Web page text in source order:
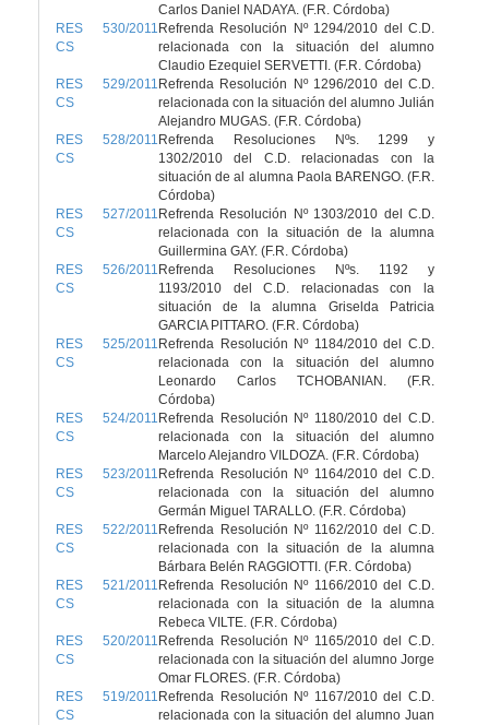
Carlos Daniel NADAYA. (F.R. Córdoba)
RES 530/2011
CS
Refrenda Resolución Nº 1294/2010 del C.D.
relacionada con la situación del alumno
Claudio Ezequiel SERVETTI. (F.R. Córdoba)
RES 529/2011
CS
Refrenda Resolución Nº 1296/2010 del C.D.
relacionada con la situación del alumno Julián
Alejandro MUGAS. (F.R. Córdoba)
RES 528/2011
CS
Refrenda Resoluciones Nºs. 1299 y
1302/2010 del C.D. relacionadas con la
situación de al alumna Paola BARENGO. (F.R.
Córdoba)
RES 527/2011
CS
Refrenda Resolución Nº 1303/2010 del C.D.
relacionada con la situación de la alumna
Guillermina GAY. (F.R. Córdoba)
RES 526/2011
CS
Refrenda Resoluciones Nºs. 1192 y
1193/2010 del C.D. relacionadas con la
situación de la alumna Griselda Patricia
GARCIA PITTARO. (F.R. Córdoba)
RES 525/2011
CS
Refrenda Resolución Nº 1184/2010 del C.D.
relacionada con la situación del alumno
Leonardo Carlos TCHOBANIAN. (F.R.
Córdoba)
RES 524/2011
CS
Refrenda Resolución Nº 1180/2010 del C.D.
relacionada con la situación del alumno
Marcelo Alejandro VILDOZA. (F.R. Córdoba)
RES 523/2011
CS
Refrenda Resolución Nº 1164/2010 del C.D.
relacionada con la situación del alumno
Germán Miguel TARALLO. (F.R. Córdoba)
RES 522/2011
CS
Refrenda Resolución Nº 1162/2010 del C.D.
relacionada con la situación de la alumna
Bárbara Belén RAGGIOTTI. (F.R. Córdoba)
RES 521/2011
CS
Refrenda Resolución Nº 1166/2010 del C.D.
relacionada con la situación de la alumna
Rebeca VILTE. (F.R. Córdoba)
RES 520/2011
CS
Refrenda Resolución Nº 1165/2010 del C.D.
relacionada con la situación del alumno Jorge
Omar FLORES. (F.R. Córdoba)
RES 519/2011
CS
Refrenda Resolución Nº 1167/2010 del C.D.
relacionada con la situación del alumno Juan